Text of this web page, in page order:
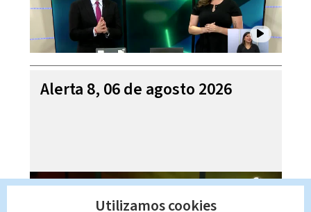
Alerta 8, 06 de agosto 2026
Utilizamos cookies